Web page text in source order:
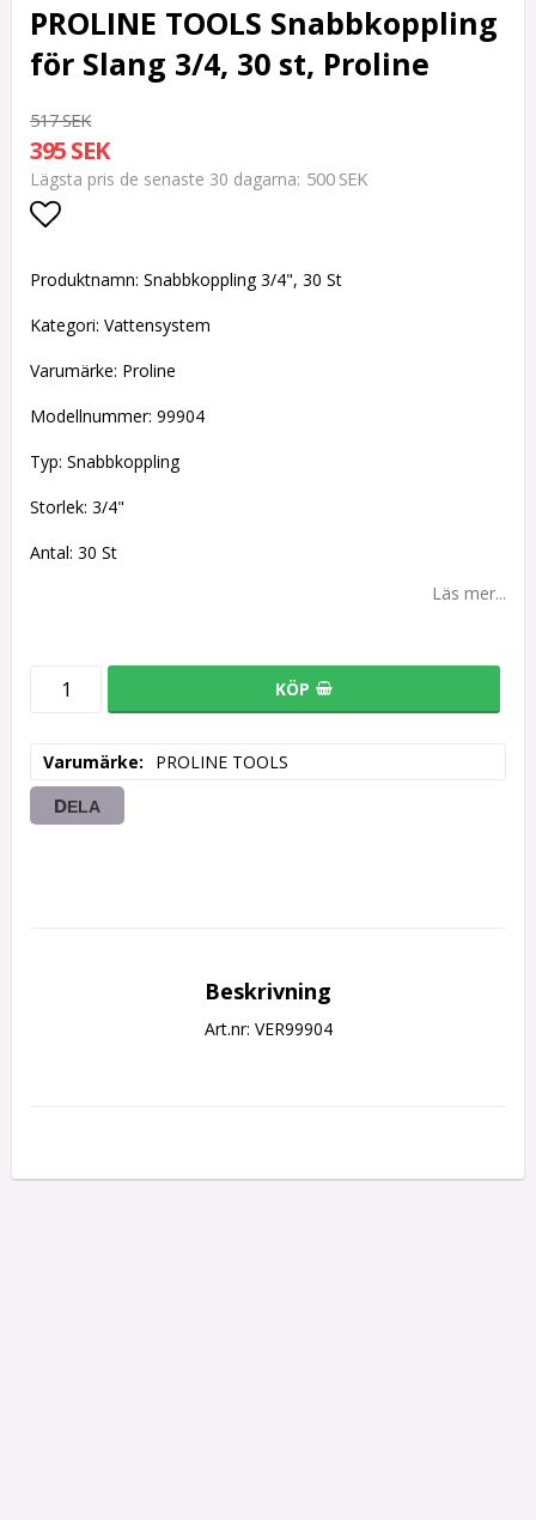
PROLINE TOOLS Snabbkoppling
för Slang 3/4, 30 st, Proline
517 SEK
395 SEK
Lägsta pris de senaste 30 dagarna 500 SEK
Produktnamn: Snabbkoppling 3/4", 30 St
Kategori: Vattensystem
Varumärke: Proline
Modellnummer: 99904
Typ: Snabbkoppling
Storlek: 3/4"
Antal: 30 St
Läs mer...
KÖP
Varumärke PROLINE TOOLS
DELA
Beskrivning
Art.nr: VER99904